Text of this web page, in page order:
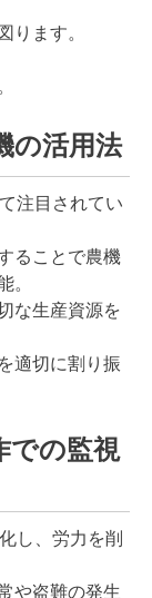
ります。
の活用法
注目されてい
ることで農機
。
な生産資源を
適切に割り振
での監視
し、労力を削
や盗難の発生